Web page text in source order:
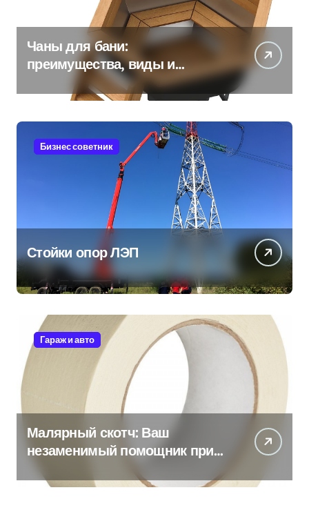
Чаны для бани:
преимущества, виды и
особенности использования
Бизнес советник
Стойки опор ЛЭП
Гараж и авто
Малярный скотч: Ваш
незаменимый помощник при